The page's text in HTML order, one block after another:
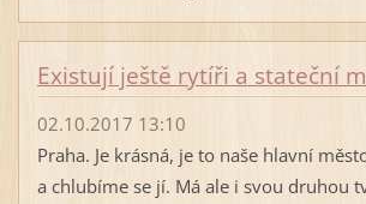
Existují ještě rytíři a stateční
02.10.2017 13:10
Praha. Je krásná, je to naše hlavní
a chlubíme se jí. Má ale i svou druhou